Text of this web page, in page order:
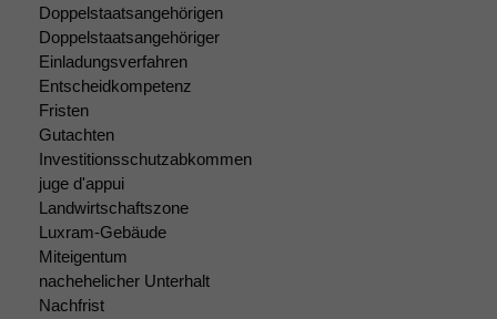
Doppelstaatsangehörigen
Doppelstaatsangehöriger
Einladungsverfahren
Entscheidkompetenz
Fristen
Gutachten
Investitionsschutzabkommen
juge d'appui
Landwirtschaftszone
Luxram-Gebäude
Miteigentum
nachehelicher Unterhalt
Nachfrist